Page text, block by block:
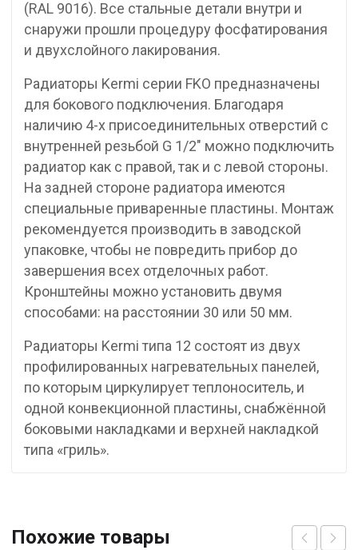
(RAL 9016). Все стальные детали внутри и
снаружи прошли процедуру фосфатирования
и двухслойного лакирования.
Радиаторы Kermi серии FKO предназначены
для бокового подключения. Благодаря
наличию 4-х присоединительных отверстий с
внутренней резьбой G 1/2″ можно подключить
радиатор как с правой, так и с левой стороны.
На задней стороне радиатора имеются
специальные приваренные пластины. Монтаж
рекомендуется производить в заводской
упаковке, чтобы не повредить прибор до
завершения всех отделочных работ.
Кронштейны можно установить двумя
способами: на расстоянии 30 или 50 мм.
Радиаторы Kermi типа 12 состоят из двух
профилированных нагревательных панелей,
по которым циркулирует теплоноситель, и
одной конвекционной пластины, снабжённой
боковыми накладками и верхней накладкой
типа «гриль».
Похожие товары